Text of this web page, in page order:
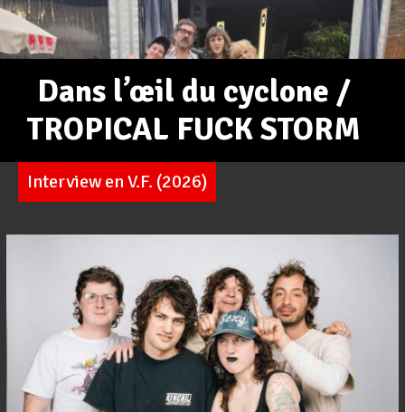
Dans l’œil du cyclone /
TROPICAL FUCK STORM
Interview en V.F. (2026)